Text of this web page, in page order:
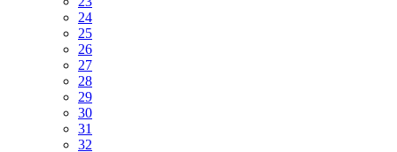
24
25
26
27
28
29
30
31
32